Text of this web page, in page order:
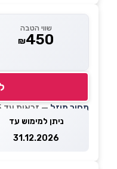
שווי הטבה
₪450
מחיר מוזל — זכאות עד 5 שוברים לחודש קלנדרי
ניתן למימוש עד
31.12.2026